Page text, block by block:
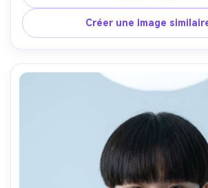
estivale libre, texture de peau et
net, haute résolution, grading naturel
Créer une image